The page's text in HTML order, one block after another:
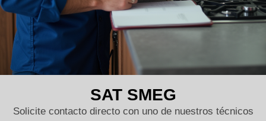
SAT SMEG
Solicite contacto directo con uno de nuestros técnicos